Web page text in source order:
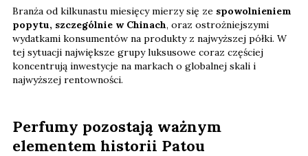
Branża od kilkunastu miesięcy mierzy się ze spowolnieniem
popytu, szczególnie w Chinach, oraz ostrożniejszymi
wydatkami konsumentów na produkty z najwyższej półki. W
tej sytuacji największe grupy luksusowe coraz częściej
koncentrują inwestycje na markach o globalnej skali i
najwyższej rentowności.
Perfumy pozostają ważnym
elementem historii Patou